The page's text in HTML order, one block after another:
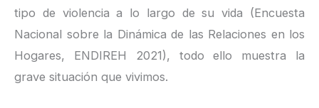
tipo de violencia a lo largo de su vida (Encuesta
Nacional sobre la Dinámica de las Relaciones en los
Hogares, ENDIREH 2021), todo ello muestra la
grave situación que vivimos.